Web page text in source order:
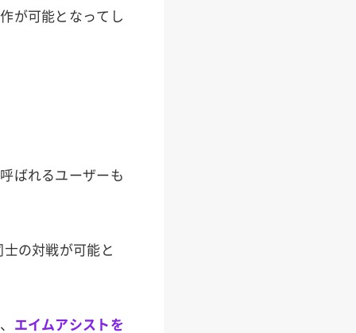
が可能となってし
ばれるユーザーも
の対戦が可能と
エイムアシストを